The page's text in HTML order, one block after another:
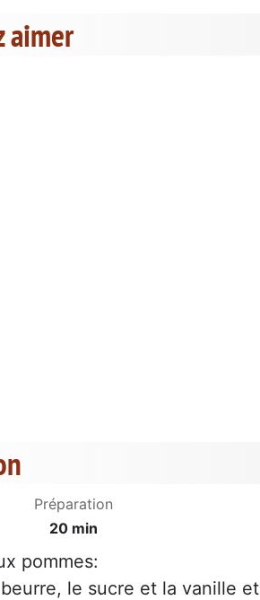
aimer
Préparation
20 min
pommes:
le sucre et la vanille